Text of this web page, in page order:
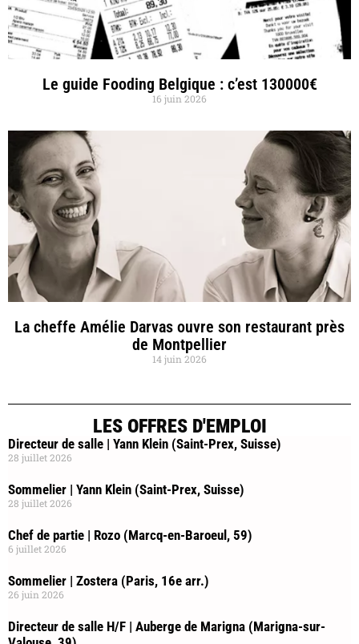
Le guide Fooding Belgique : c’est 130000€
16 juin 2026
La cheffe Amélie Darvas ouvre son restaurant près
de Montpellier
14 juin 2026
LES OFFRES D'EMPLOI
Directeur de salle | Yann Klein (Saint-Prex, Suisse)
28 juillet 2026
Sommelier | Yann Klein (Saint-Prex, Suisse)
28 juillet 2026
Chef de partie | Rozo (Marcq-en-Baroeul, 59)
6 juillet 2026
Sommelier | Zostera (Paris, 16e arr.)
26 juin 2026
Directeur de salle H/F | Auberge de Marigna (Marigna-sur-